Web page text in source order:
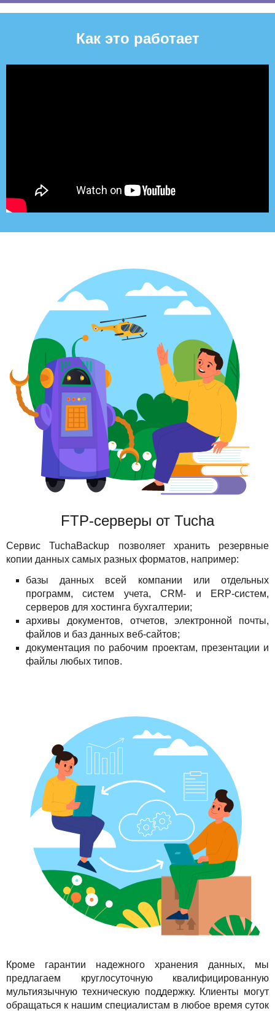
Как это работает
FTP-серверы от Tucha
Сервис TuchaBackup позволяет хранить резервные
копии данных самых разных форматов, например:
базы данных всей компании или отдельных
программ, систем учета, CRM- и ERP-систем,
серверов для хостинга бухгалтерии;
архивы документов, отчетов, электронной почты,
файлов и баз данных веб-сайтов;
документация по рабочим проектам, презентации и
файлы любых типов.
Кроме гарантии надежного хранения данных, мы
предлагаем круглосуточную квалифицированную
мультиязычную техническую поддержку. Клиенты могут
обращаться к нашим специалистам в любое время суток